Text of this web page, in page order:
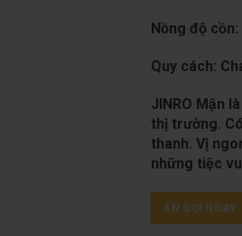
Nồng độ cồn:
Quy cách:
JINRO Mận
thị trường.
thanh. Vị
những tiệc
ẤN GỌI